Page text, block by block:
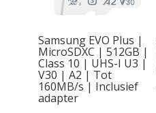
Samsung EVO Plus |
MicroSDXC | 512GB |
Class 10 | UHS-I U3 |
V30 | A2 | Tot
160MB/s | Inclusief
adapter